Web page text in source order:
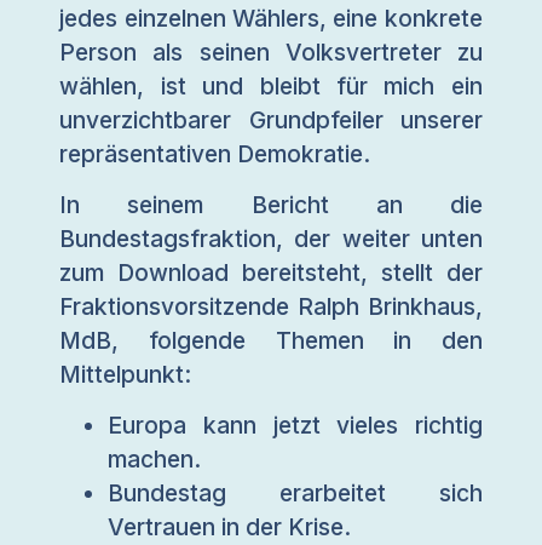
jedes einzelnen Wählers, eine konkrete
Person als seinen Volksvertreter zu
wählen, ist und bleibt für mich ein
unverzichtbarer Grundpfeiler unserer
repräsentativen Demokratie.
In seinem Bericht an die
Bundestagsfraktion, der weiter unten
zum Download bereitsteht, stellt der
Fraktionsvorsitzende Ralph Brinkhaus,
MdB, folgende Themen in den
Mittelpunkt:
Europa kann jetzt vieles richtig
machen.
Bundestag erarbeitet sich
Vertrauen in der Krise.